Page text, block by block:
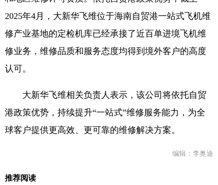
2025年4月，大新华飞维位于海南自贸港一站式飞机维
修产业基地的定检机库已经承接了近百单进境飞机维
修业务，维修品质和服务态度均得到境外客户的高度
认可。
大新华飞维相关负责人表示，该公司将依托自贸
港政策优势，持续提升“一站式”维修服务能力，为全
球客户提供更高效、更可靠的维修解决方案。
编辑：李奥迪
推荐阅读